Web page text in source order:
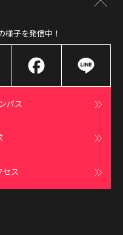
様子を発信中！
パス
セス